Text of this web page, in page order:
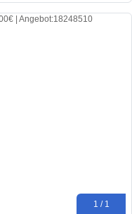
1 / 1